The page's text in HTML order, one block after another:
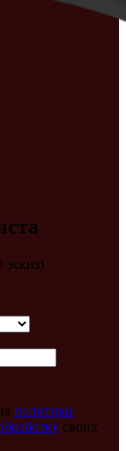
эскиз)
политики
своих